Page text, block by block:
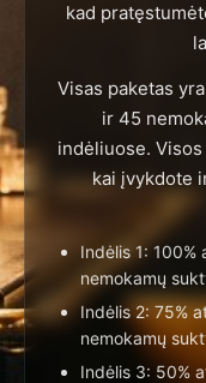
kad
Visas paketas
ir 45
indėliuose.
kai įvykdote
Indėlis 1:
nemokamų
Indėlis 2: 75%
nemokamų
Indėlis 3: 50%